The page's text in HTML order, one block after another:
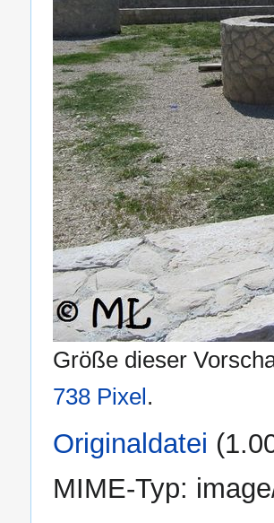
Größe dieser
738 Pixel.
Originaldatei
MIME-Typ: